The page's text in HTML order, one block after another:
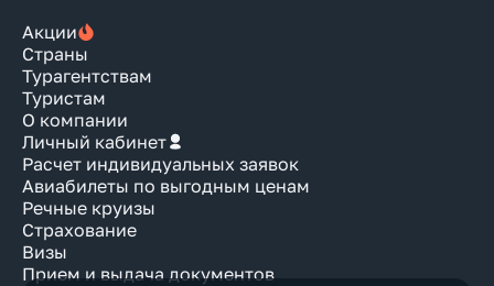
Акции
Страны
Турагентствам
Туристам
О компании
Личный кабинет
Расчет индивидуальных заявок
Авиабилеты по выгодным ценам
Речные круизы
Страхование
Визы
Прием и выдача документов